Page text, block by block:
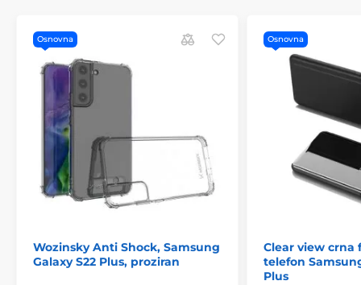
Osnovna
Wozinsky Anti Shock, Samsung
Galaxy S22 Plus, proziran
Osnovna
Clear view crna
telefon
Plus